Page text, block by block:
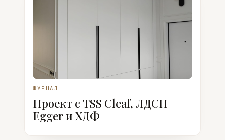
ЖУРНАЛ
Проект с TSS Cleaf, ЛДСП
Egger и ХДФ